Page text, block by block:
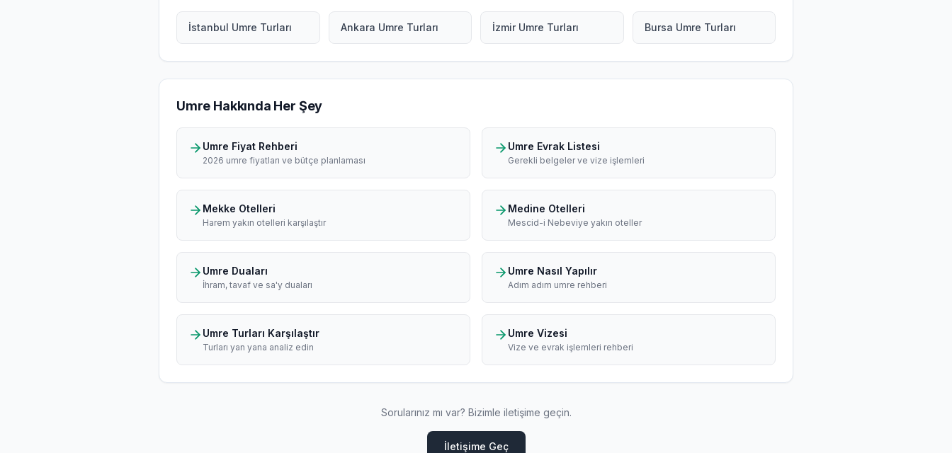
İstanbul Umre Turları Ankara Umre Turları İzmir Umre Turları Bursa Umre Turları
Umre Hakkında Her Şey
Umre Fiyat Rehberi
2026 umre fiyatları ve bütçe planlaması
Umre Evrak Listesi
Gerekli belgeler ve vize işlemleri
Mekke Otelleri
Harem yakın otelleri karşılaştır
Medine Otelleri
Mescid-i Nebeviye yakın oteller
Umre Duaları
İhram, tavaf ve sa'y duaları
Umre Nasıl Yapılır
Adım adım umre rehberi
Umre Turları Karşılaştır
Turları yan yana analiz edin
Umre Vizesi
Vize ve evrak işlemleri rehberi
Sorularınız mı var? Bizimle iletişime geçin.
İletişime Geç